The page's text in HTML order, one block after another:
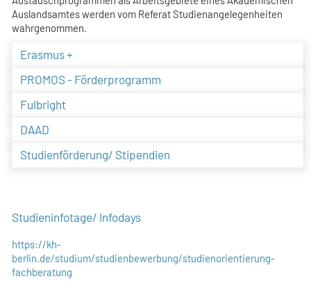
Auslandsamtes werden vom Referat Studienangelegenheiten
wahrgenommen.
Erasmus +
PROMOS - Förderprogramm
Fulbright
DAAD
Studienförderung/ Stipendien
Studieninfotage/ Infodays
https://kh-
berlin.de/studium/studienbewerbung/studienorientierung-
fachberatung